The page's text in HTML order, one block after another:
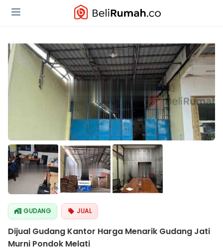
GUDANG JUAL
Dijual Gudang Kantor Harga Menarik Gudang Jati
Murni Pondok Melati